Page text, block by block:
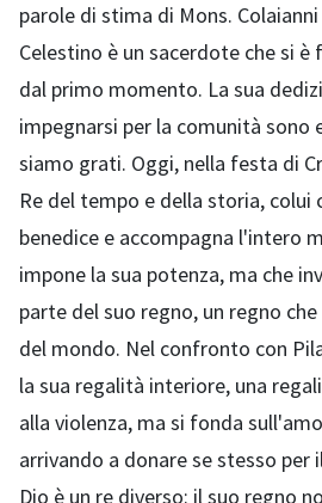
parole di stima di Mons. Colaianni
Celestino è un sacerdote che si
dal primo momento. La sua
impegnarsi per la comunità sono
siamo grati. Oggi, nella festa di
Re del tempo e della storia, colui
benedice e accompagna l'intero
impone la sua potenza, ma che
parte del suo regno, un regno
del mondo. Nel confronto con
la sua regalità interiore, una
alla violenza, ma si fonda
arrivando a donare se stesso per
Dio è un re diverso: il suo regno